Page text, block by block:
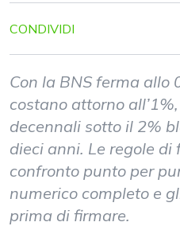
CONDIVIDI
Con la BNS ferma allo
costano attorno
decennali sotto il 2%
dieci anni. Le regole
confronto punto per
numerico completo e
prima di firmare.